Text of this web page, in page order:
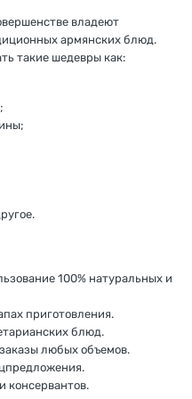
владеют
армянских блюд.
такие шедевры как:
100% натуральных и
приготовления.
блюд.
любых объемов.
консервантов.